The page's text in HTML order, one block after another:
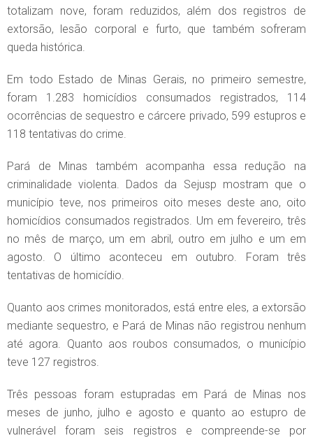
totalizam nove, foram reduzidos, além dos registros de
extorsão, lesão corporal e furto, que também sofreram
queda histórica.
Em todo Estado de Minas Gerais, no primeiro semestre,
foram 1.283 homicídios consumados registrados, 114
ocorrências de sequestro e cárcere privado, 599 estupros e
118 tentativas do crime.
Pará de Minas também acompanha essa redução na
criminalidade violenta. Dados da Sejusp mostram que o
município teve, nos primeiros oito meses deste ano, oito
homicídios consumados registrados. Um em fevereiro, três
no mês de março, um em abril, outro em julho e um em
agosto. O último aconteceu em outubro. Foram três
tentativas de homicídio.
Quanto aos crimes monitorados, está entre eles, a extorsão
mediante sequestro, e Pará de Minas não registrou nenhum
até agora. Quanto aos roubos consumados, o município
teve 127 registros.
Três pessoas foram estupradas em Pará de Minas nos
meses de junho, julho e agosto e quanto ao estupro de
vulnerável foram seis registros e compreende-se por